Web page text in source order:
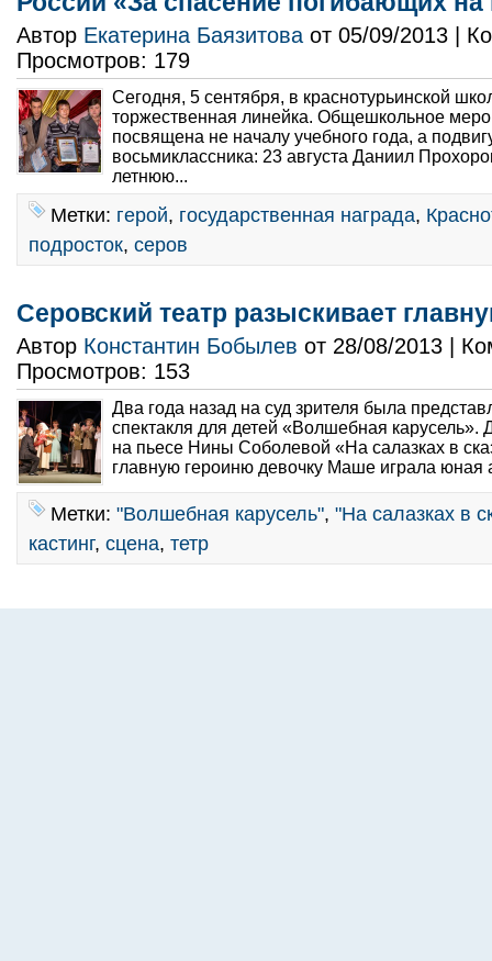
Автор Екатерина Баязитова от 05/09/2013 |
Просмотров: 179
Сегодня, 5 сентября, в краснотурьинской
торжественная линейка. Общешкольное
посвящена не началу учебного года, а
восьмиклассника: 23 августа Даниил
летнюю...
Метки: герой, государственная награда,
подросток, серов
Серовский театр разыскивает
Автор Константин Бобылев от 28/08/2013 |
Просмотров: 153
Два года назад на суд зрителя была
спектакля для детей «Волшебная карусель».
на пьесе Нины Соболевой «На салазках в
главную героиню девочку Машe играла юная
Метки: "Волшебная карусель", "На салазках в
кастинг, сцена, тетр